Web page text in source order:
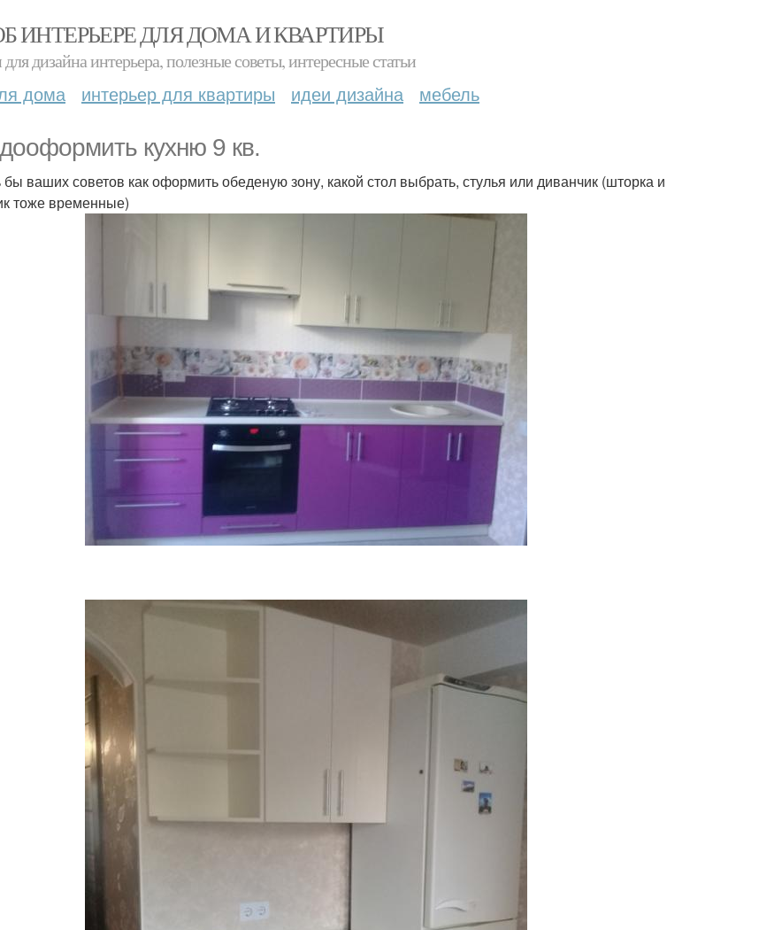
ИНТЕРЬЕРЕ ДЛЯ ДОМА И КВАРТИРЫ
дизайна интерьера, полезные советы, интересные статьи
дома интерьер для квартиры идеи дизайна мебель
кухню 9 кв.
бы ваших советов как оформить обеденую зону, какой стол выбрать, стулья или диванчик (шторка и
тоже временные)